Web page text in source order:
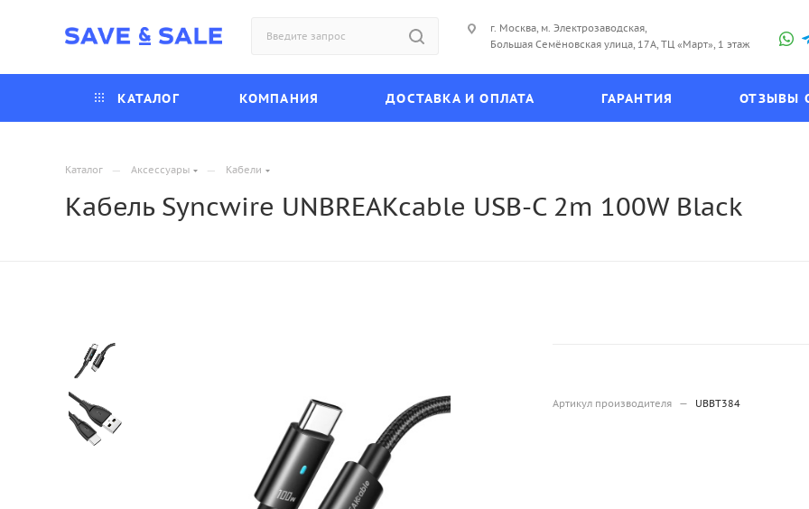
г. Москва, м. Электрозаводская,
Большая Семёновская улица, 17А, ТЦ «Март», 1 этаж
КАТАЛОГ КОМПАНИЯ ДОСТАВКА И ОПЛАТА ГАРАНТИЯ ОТЗЫВЫ
Каталог — Аксессуары — Кабели
Кабель Syncwire UNBREAKcable USB-C 2m 100W Black
Артикул производителя — UBBT384